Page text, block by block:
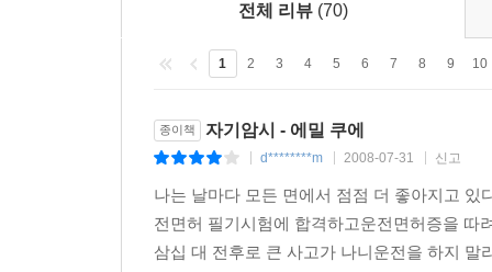
전체 리뷰 (70)
1 2 3 4 5 6 7 8 9 10
종이책 자기암시 - 에밀 쿠에
d********m 2008-07-31 신고
나는 날마다 모든 면에서 점점 더 좋아지고 있
전면허 필기시험에 합격하고운전면허증을 따
삼십 대 전후로 큰 사고가 나니운전을 하지